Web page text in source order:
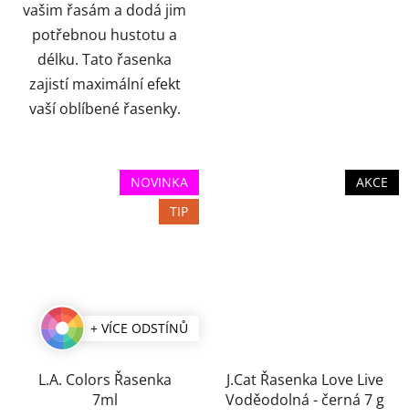
vašim řasám a dodá jim
potřebnou hustotu a
délku. Tato řasenka
zajistí maximální efekt
vaší oblíbené řasenky.
NOVINKA
TIP
+ VÍCE ODSTÍNŮ
L.A. Colors Řasenka
7ml
AKCE
J.Cat Řasenka Love Live
Voděodolná - černá 7 g